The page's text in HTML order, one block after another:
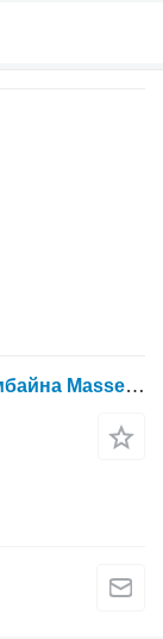
Глушитель для зерноуборочного комбайна Massey Ferguson 7256